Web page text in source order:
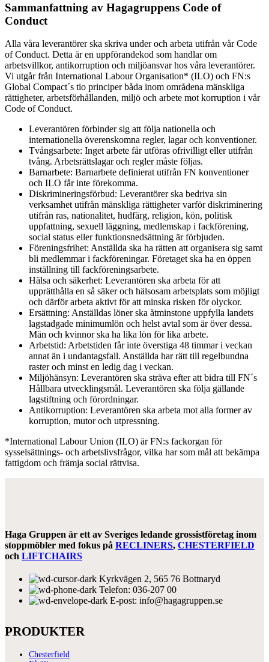
Sammanfattning av Hagagruppens Code of
Conduct
Alla våra leverantörer ska skriva under och arbeta utifrån vår Code
of Conduct. Detta är en uppförandekod som handlar om
arbetsvillkor, antikorruption och miljöansvar hos våra leverantörer.
Vi utgår från International Labour Organisation* (ILO) och FN:s
Global Compact´s tio principer båda inom områdena mänskliga
rättigheter, arbetsförhållanden, miljö och arbete mot korruption i vår
Code of Conduct.
Leverantören förbinder sig att följa nationella och
internationella överenskomna regler, lagar och konventioner.
Tvångsarbete: Inget arbete får utföras ofrivilligt eller utifrån
tvång. Arbetsrättslagar och regler måste följas.
Barnarbete: Barnarbete definierat utifrån FN konventioner
och ILO får inte förekomma.
Diskrimineringsförbud: Leverantörer ska bedriva sin
verksamhet utifrån mänskliga rättigheter varför diskriminering
utifrån ras, nationalitet, hudfärg, religion, kön, politisk
uppfattning, sexuell läggning, medlemskap i fackförening,
social status eller funktionsnedsättning är förbjuden.
Föreningsfrihet: Anställda ska ha rätten att organisera sig samt
bli medlemmar i fackföreningar. Företaget ska ha en öppen
inställning till fackföreningsarbete.
Hälsa och säkerhet: Leverantören ska arbeta för att
upprätthålla en så säker och hälsosam arbetsplats som möjligt
och därför arbeta aktivt för att minska risken för olyckor.
Ersättning: Anställdas löner ska åtminstone uppfylla landets
lagstadgade minimumlön och helst avtal som är över dessa.
Män och kvinnor ska ha lika lön för lika arbete.
Arbetstid: Arbetstiden får inte överstiga 48 timmar i veckan
annat än i undantagsfall. Anställda har rätt till regelbundna
raster och minst en ledig dag i veckan.
Miljöhänsyn: Leverantören ska sträva efter att bidra till FN´s
Hållbara utvecklingsmål. Leverantören ska följa gällande
lagstiftning och förordningar.
Antikorruption: Leverantören ska arbeta mot alla former av
korruption, mutor och utpressning.
*International Labour Union (ILO) är FN:s fackorgan för
sysselsättnings- och arbetslivsfrågor, vilka har som mål att bekämpa
fattigdom och främja social rättvisa.
Haga Gruppen är ett av Sveriges ledande grossistföretag inom
stoppmöbler med fokus på RECLINERS, CHESTERFIELD
och LIFTCHAIRS
Kyrkvägen 2, 565 76 Bottnaryd
Telefon: 036-207 00
E-post: info@hagagruppen.se
PRODUKTER
Chesterfield